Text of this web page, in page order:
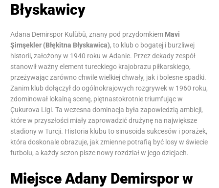
Błyskawicy
Adana Demirspor Kulübü, znany pod przydomkiem Mavi
Şimşekler (Błękitna Błyskawica), to klub o bogatej i burzliwej
historii, założony w 1940 roku w Adanie. Przez dekady zespół
stanowił ważny element tureckiego krajobrazu piłkarskiego,
przeżywając zarówno chwile wielkiej chwały, jak i bolesne spadki.
Zanim klub dołączył do ogólnokrajowych rozgrywek w 1960 roku,
zdominował lokalną scenę, piętnastokrotnie triumfując w
Çukurova Ligi. Ta wczesna dominacja była zapowiedzią ambicji,
które w przyszłości miały zaprowadzić drużynę na największe
stadiony w Turcji. Historia klubu to sinusoida sukcesów i porażek,
która doskonale obrazuje, jak zmienne potrafią być losy w świecie
futbolu, a każdy sezon pisze nowy rozdział w jego dziejach.
Miejsce Adany Demirspor w